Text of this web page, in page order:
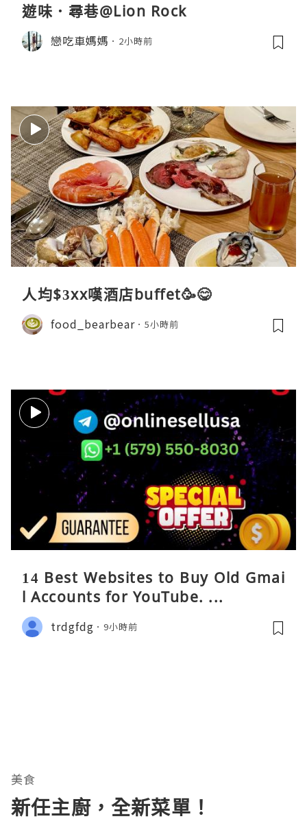
遊味．尋巷@Lion Rock
戀吃車媽媽 2小時前
人均$3xx嘆酒店buffet🥳😋
food_bearbear 5小時前
14 Best Websites to Buy Old Gmai
l Accounts for YouTube. ...
trdgfdg 9小時前
美食
新任主廚，全新菜單！